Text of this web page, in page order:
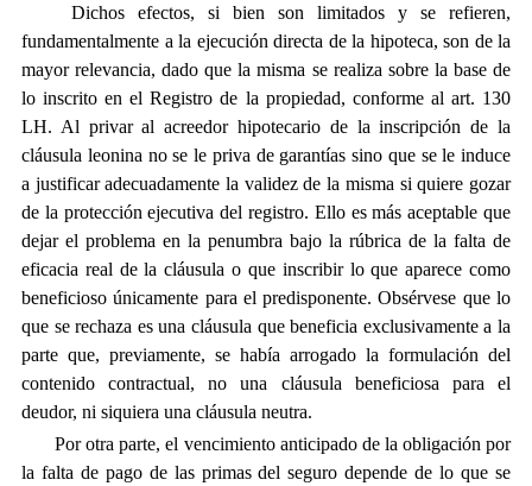
Dichos efectos, si bien son limitados y se refieren,
fundamentalmente a la ejecución directa de la hipoteca, son de la
mayor relevancia, dado que la misma se realiza sobre la base de
lo inscrito en el Registro de la propiedad, conforme al art. 130
LH. Al privar al acreedor hipotecario de la inscripción de la
cláusula leonina no se le priva de garantías sino que se le induce
a justificar adecuadamente la validez de la misma si quiere gozar
de la protección ejecutiva del registro. Ello es más aceptable que
dejar el problema en la penumbra bajo la rúbrica de la falta de
eficacia real de la cláusula o que inscribir lo que aparece como
beneficioso únicamente para el predisponente. Obsérvese que lo
que se rechaza es una cláusula que beneficia exclusivamente a la
parte que, previamente, se había arrogado la formulación del
contenido contractual, no una cláusula beneficiosa para el
deudor, ni siquiera una cláusula neutra.
Por otra parte, el vencimiento anticipado de la obligación por
la falta de pago de las primas del seguro depende de lo que se